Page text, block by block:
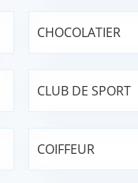
CHOCOLATIER
CLUB DE SPORT
COIFFEUR